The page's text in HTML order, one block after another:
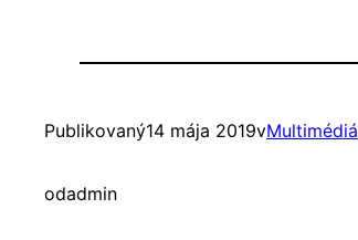
Publikovaný14 mája 2019vMultimédiá
odadmin